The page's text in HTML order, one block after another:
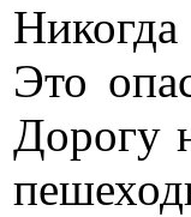
Это
Дорогу